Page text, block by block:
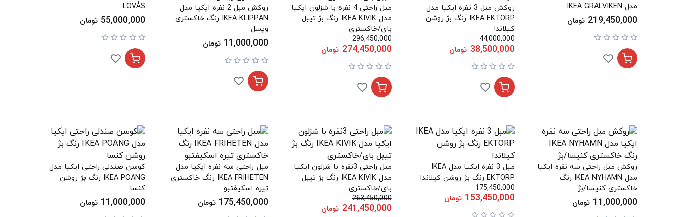
مدل IKEA GRÄLVIKEN
219,450,000 تومان
روکش مبل 3 نفره ایکیا مدل
IKEA EKTORP رنگ بژ روشن
کیلاندا
44,000,000
38,500,000 تومان
مبل راحتی 4 نفره با شزلون ایکیا
مدل IKEA KIVIK رنگ بژ تیبل
بای/خاکستری
296,450,000
274,450,000 تومان
روکش مبل 2 نفره ایکیا مدل
IKEA KLIPPAN رنگ خاکستری
ویسل
11,000,000 تومان
LÖVÅS
55,000,000 تومان
روکش مبل راحتی سه نفره ایکیا
مدل IKEA NYHAMN رنگ
خاکستری کنیسا/بژ
11,000,000 تومان
مبل 3 نفره ایکیا مدل IKEA
EKTORP رنگ بژ روشن کیلاندا
175,450,000
153,450,000 تومان
مبل راحتی 3نفره با شزلون ایکیا
مدل IKEA KIVIK رنگ بژ تیبل
بای/خاکستری
263,450,000
241,450,000 تومان
مبل راحتی سه نفره ایکیا مدل
IKEA FRIHETEN رنگ خاکستری
تیره اسکیفتبو
175,450,000 تومان
کوسن صندلی راحتی ایکیا مدل
IKEA POÄNG رنگ بژ روشن
کنسا
11,000,000 تومان